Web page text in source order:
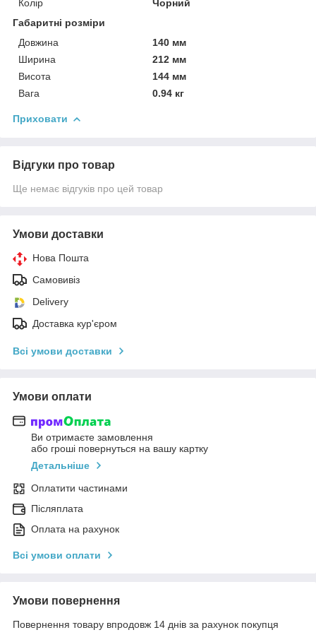
Колір
Чорний
Габаритні розміри
Довжина
140 мм
Ширина
212 мм
Висота
144 мм
Вага
0.94 кг
Приховати
Відгуки про товар
Ще немає відгуків про цей товар
Умови доставки
Нова Пошта
Самовивіз
Delivery
Доставка кур'єром
Всі умови доставки
Умови оплати
Ви отримаєте замовлення
або гроші повернуться на вашу картку
Детальніше
Оплатити частинами
Післяплата
Оплата на рахунок
Всі умови оплати
Умови повернення
Повернення товару впродовж 14 днів за рахунок покупця